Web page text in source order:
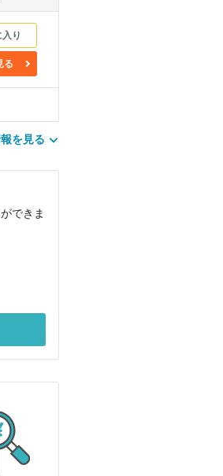
る
を見る
できま